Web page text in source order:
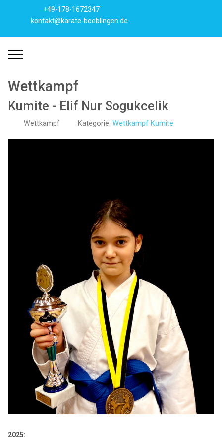
+49-178-1672347
kontakt@karate-boeblingen.de
Mobile Menu Toggle
Wettkampf
Kumite - Elif Nur Sogukcelik
Wettkampf Kategorie:Wettkampf Kumite
2025: